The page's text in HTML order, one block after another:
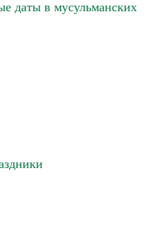
даты в мусульманских